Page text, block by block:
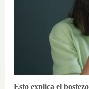
Esto explica el bostezo